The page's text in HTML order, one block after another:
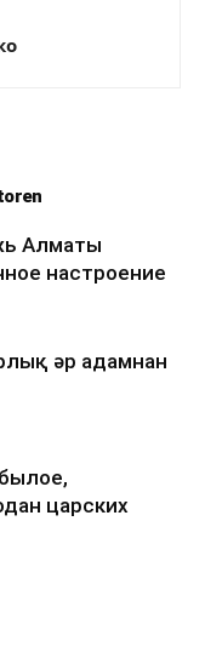
Алматы
настроение
әр адамнан
царских